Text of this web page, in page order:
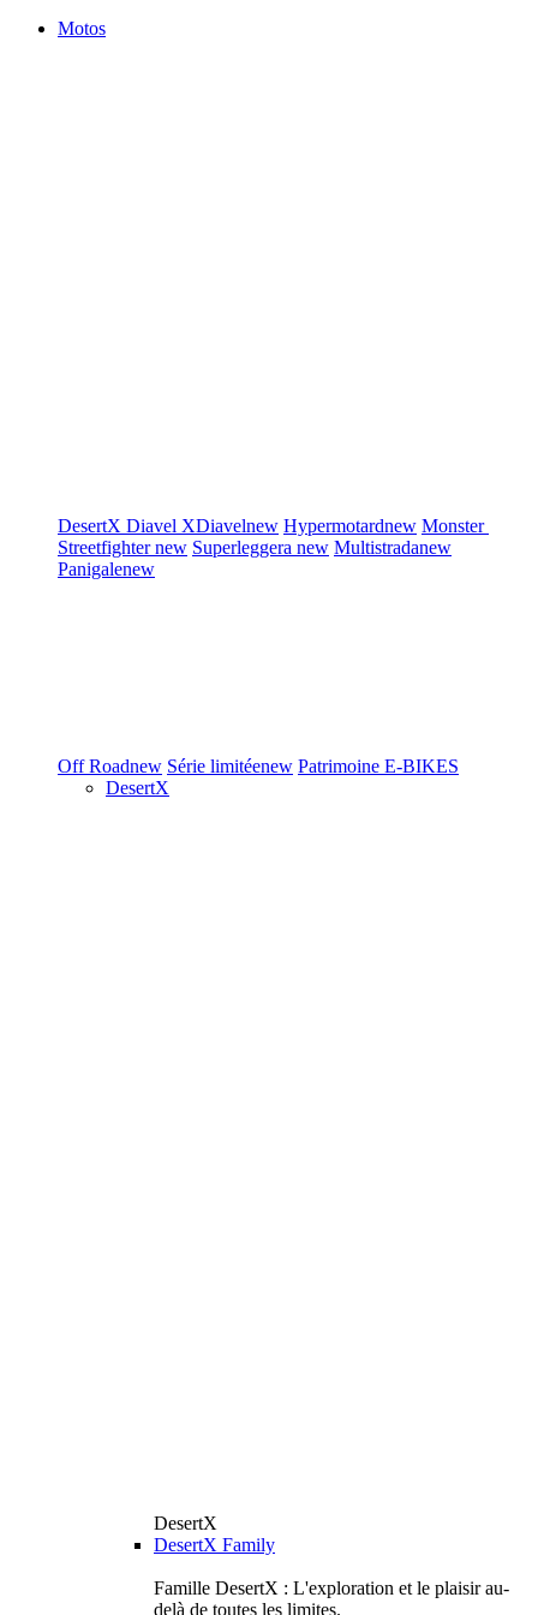
Motos
DesertX Diavel XDiavelnew Hypermotardnew Monster
Streetfighternew Superleggera new Multistradanew
Panigalenew
Off Roadnew Série limitéenew Patrimoine E-BIKES
DesertX
DesertX
DesertX Family
Famille DesertX : L'exploration et le plaisir au-
delà de toutes les limites.